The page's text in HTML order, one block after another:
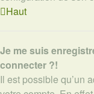
Haut
Je me suis
connecter ?!
Il est possible qu’un